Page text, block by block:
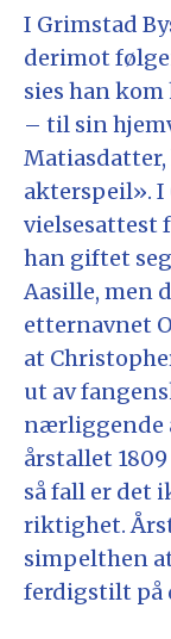
I Grimstad
derimot
sies han
– til sin
akterspeil». I
vielsesattest
han giftet
Aasille, men
etternavnet
at
ut av
nærliggende
årstallet
så fall er det
riktighet.
simpelthen
ferdigstilt på